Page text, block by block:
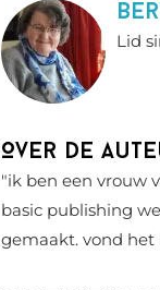
Lid
Over de
"ik ben een vrouw
basic publishing
gemaakt. vond het